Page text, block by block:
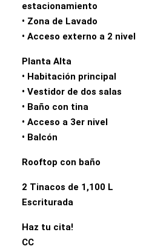
estacionamiento
• Zona de Lavado
• Acceso externo a 2 nivel
Planta Alta
• Habitación principal
• Vestidor de dos salas
• Baño con tina
• Acceso a 3er nivel
• Balcón
Rooftop con baño
2 Tinacos de 1,100 L
Escriturada
Haz tu cita!
CC